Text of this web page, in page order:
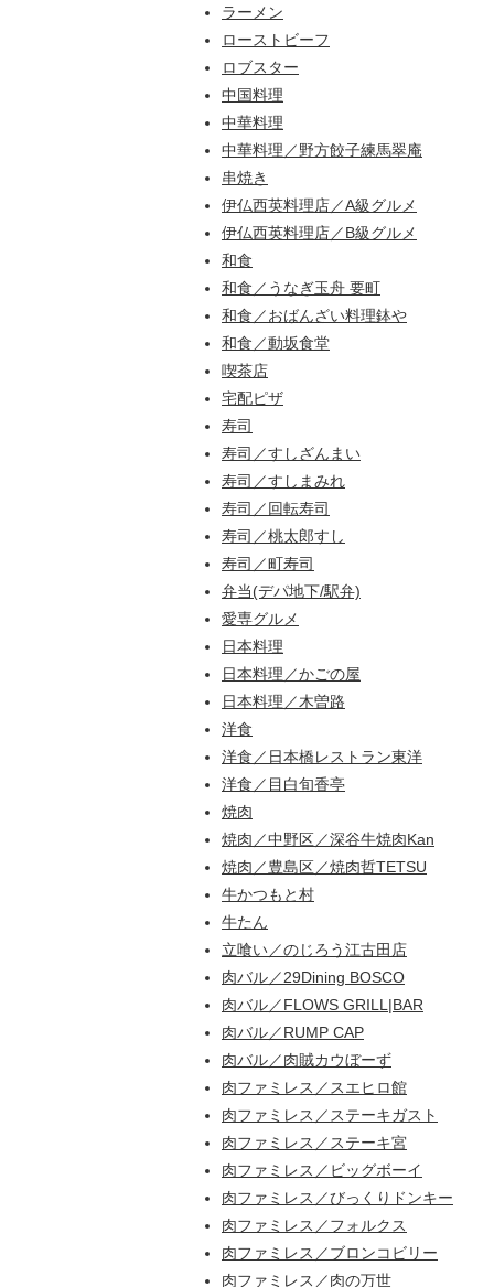
ラーメン
ローストビーフ
ロブスター
中国料理
中華料理
中華料理／野方餃子練馬翠庵
串焼き
伊仏西英料理店／A級グルメ
伊仏西英料理店／B級グルメ
和食
和食／うなぎ玉舟 要町
和食／おばんざい料理鉢や
和食／動坂食堂
喫茶店
宅配ピザ
寿司
寿司／すしざんまい
寿司／すしまみれ
寿司／回転寿司
寿司／桃太郎すし
寿司／町寿司
弁当(デパ地下/駅弁)
愛専グルメ
日本料理
日本料理／かごの屋
日本料理／木曽路
洋食
洋食／日本橋レストラン東洋
洋食／目白旬香亭
焼肉
焼肉／中野区／深谷牛焼肉Kan
焼肉／豊島区／焼肉哲TETSU
牛かつもと村
牛たん
立喰い／のじろう江古田店
肉バル／29Dining BOSCO
肉バル／FLOWS GRILL|BAR
肉バル／RUMP CAP
肉バル／肉賊カウぼーず
肉ファミレス／スエヒロ館
肉ファミレス／ステーキガスト
肉ファミレス／ステーキ宮
肉ファミレス／ビッグボーイ
肉ファミレス／びっくりドンキー
肉ファミレス／フォルクス
肉ファミレス／ブロンコビリー
肉ファミレス／肉の万世